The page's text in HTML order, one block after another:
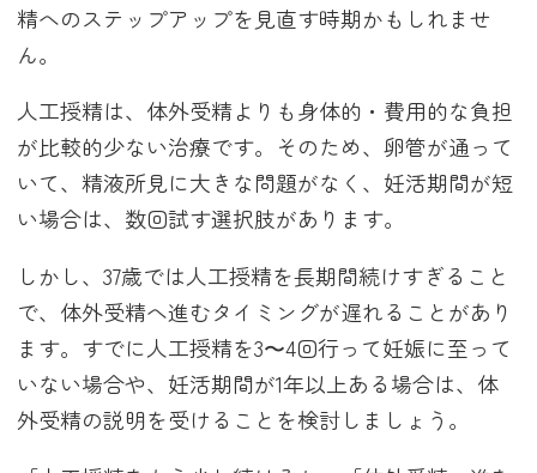
精へのステップアップを見直す時期かもしれませ
ん。
人工授精は、体外受精よりも身体的・費用的な負担
が比較的少ない治療です。そのため、卵管が通って
いて、精液所見に大きな問題がなく、妊活期間が短
い場合は、数回試す選択肢があります。
しかし、37歳では人工授精を長期間続けすぎること
で、体外受精へ進むタイミングが遅れることがあり
ます。すでに人工授精を3〜4回行って妊娠に至って
いない場合や、妊活期間が1年以上ある場合は、体
外受精の説明を受けることを検討しましょう。